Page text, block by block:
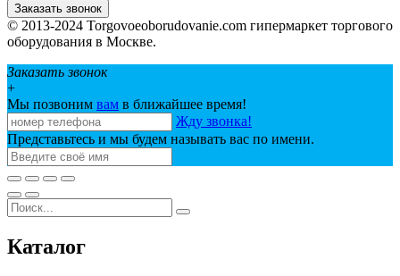
Заказать звонок
© 2013-2024 Torgovoeoborudovanie.com гипермаркет торгового
оборудования в Москве.
Заказать звонок
+
Мы позвоним вам в ближайшее время!
Жду звонка!
Представьтесь и мы будем называть вас по имени.
Каталог